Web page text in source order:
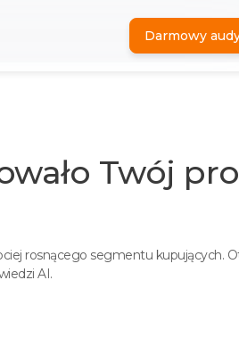
Darmowy
Twój
rosnącego segmentu kupujących.
AI.